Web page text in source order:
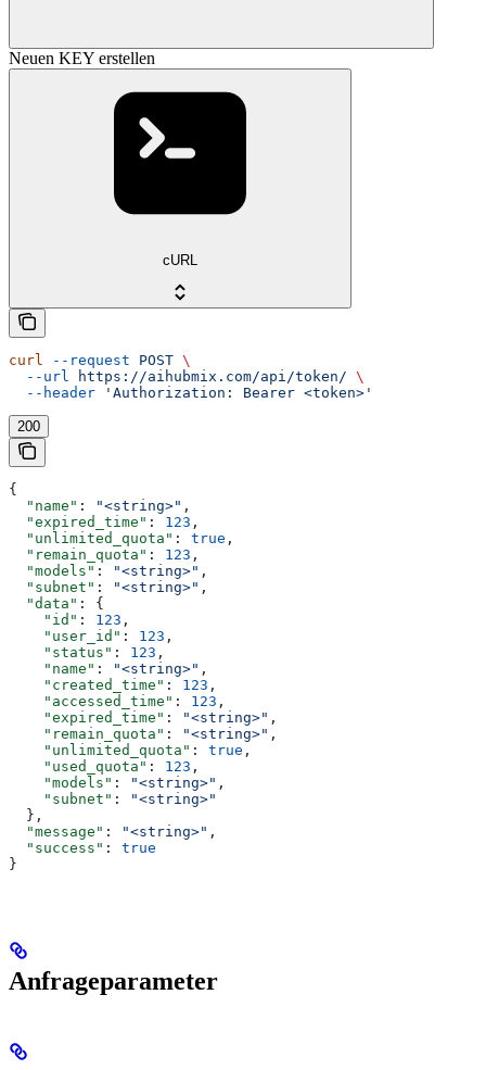
Neuen KEY erstellen
cURL
curl --request POST \
  --url
https://aihubmix.com/api/token/ \
  --header
'Authorization: Bearer <token>'
200
{
  "name"
: "<string>" ,
  "expired_time"
: 123 ,
  "unlimited_quota"
: true ,
  "remain_quota"
: 123 ,
  "models"
: "<string>" ,
  "subnet"
: "<string>" ,
  "data"
: {
    "id"
: 123 ,
    "user_id"
: 123 ,
    "status"
: 123 ,
    "name"
: "<string>" ,
    "created_time"
: 123 ,
    "accessed_time"
: 123 ,
    "expired_time"
: "<string>" ,
    "remain_quota"
: "<string>" ,
    "unlimited_quota"
: true ,
    "used_quota"
: 123 ,
    "models"
: "<string>" ,
    "subnet"
:
"<string>"
  },
  "message"
: "<string>" ,
  "success"
: true
}
Anfrageparameter